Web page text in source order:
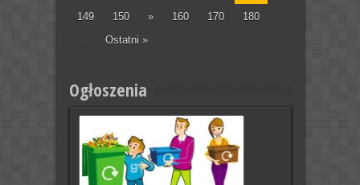
149 150 » 160 170
180
...
Ostatni »
Ogłoszenia